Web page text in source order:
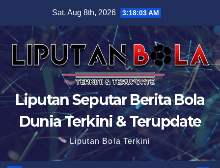
content
Sat. Aug 8th, 2026 3:18:04 AM
Liputan Seputar Berita Bola
Dunia Terkini & Terupdate
Liputan Bola Terkini